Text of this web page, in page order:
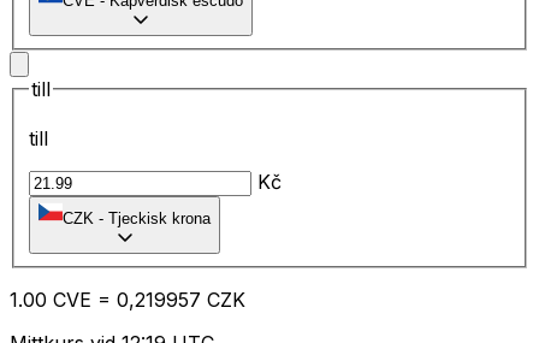
till
till
Kč
CZK - Tjeckisk krona
1.00 CVE = 0,219957 CZK